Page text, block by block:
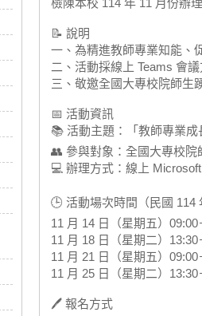
檢陳本校 114 年 11 月份辦
📝 說明
一、為精進教師專業知能、
二、活動採線上 Teams 會
三、敬邀全國大專校院師生
📅 活動資訊
📚 活動主題：「教師專業成
👥 參與對象：全國大專校院
💻 辦理方式：線上
🕒 活動場次時間（民國 114
11 月 14 日（星期五）09:00
11 月 18 日（星期二）13:30
11 月 21 日（星期五）09:00
11 月 25 日（星期二）13:30
🖊️ 報名方式